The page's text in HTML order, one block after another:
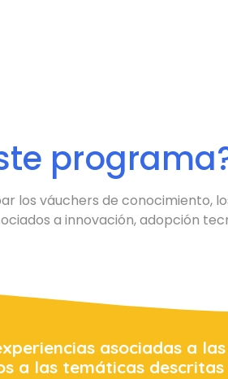
los váuchers de conocimiento,
a innovación, adopción
asociadas a
a las temáticas